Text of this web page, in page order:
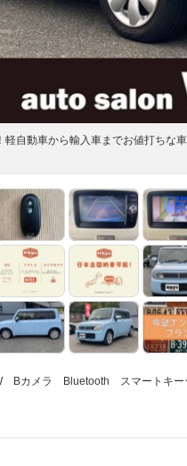
自動車から輸入車までお値打ちな
Bカメラ Bluetooth スマートキー